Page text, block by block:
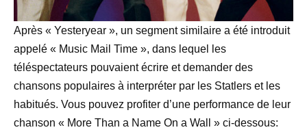
Après « Yesteryear », un segment similaire a été introduit
appelé « Music Mail Time », dans lequel les
téléspectateurs pouvaient écrire et demander des
chansons populaires à interpréter par les Statlers et les
habitués. Vous pouvez profiter d’une performance de leur
chanson « More Than a Name On a Wall » ci-dessous: